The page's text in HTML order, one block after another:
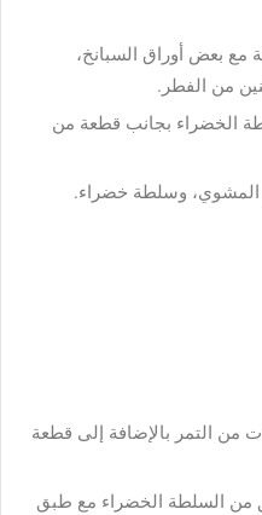
مع بعض أوراق السبانخ،
من الفطر.
الخضراء بجانب قطعة من
المشوي، وسلطة خضراء.
من التمر بالإضافة إلى قطعة
من السلطة الخضراء مع طبق